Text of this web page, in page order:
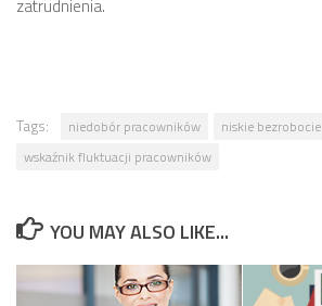
zatrudnienia.
Tags: niedobór pracowników niskie bezrobocie
wskaźnik fluktuacji pracowników
YOU MAY ALSO LIKE...